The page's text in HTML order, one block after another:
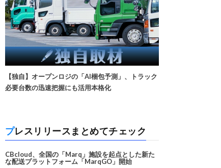
【独自】オープンロジの「AI梱包予測」、トラック
必要台数の迅速把握にも活用本格化
プレスリリースまとめてチェック
CBcloud、全国の「Marq」施設を起点とした新た
な配送プラットフォーム「MarqGO」開始